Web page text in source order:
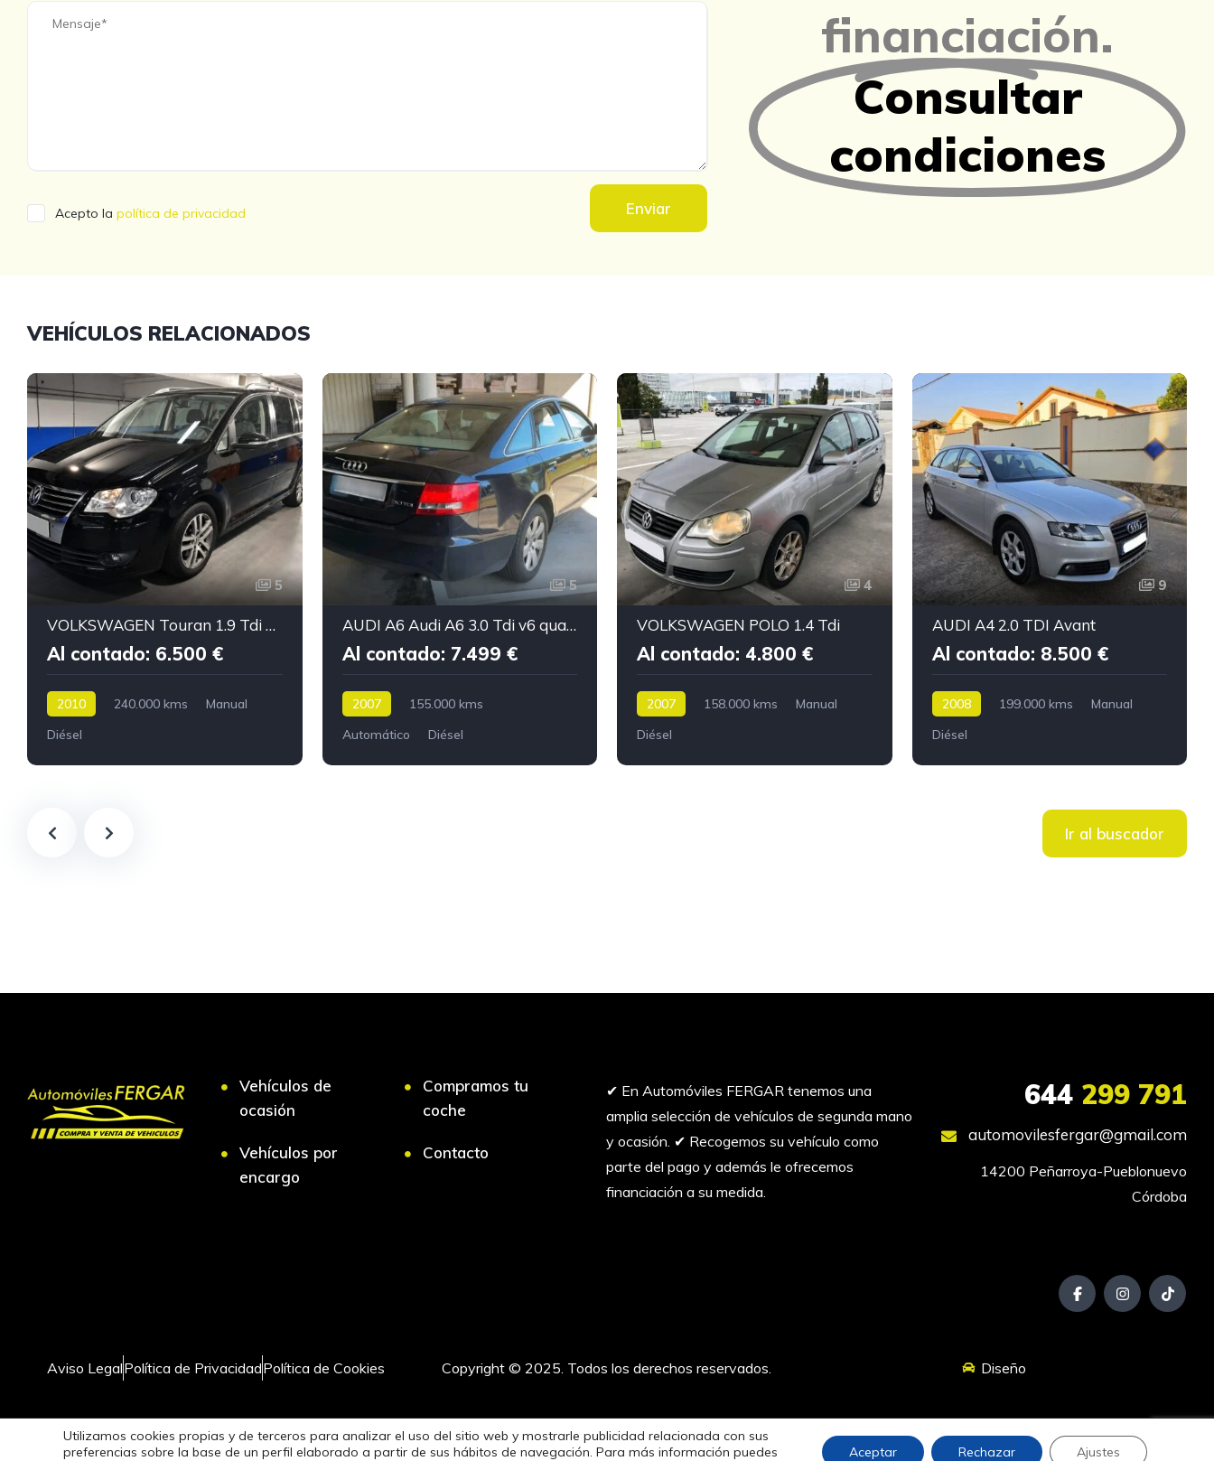
Acepto la política de privacidad Enviar
financiación.
Consultar
condiciones
VEHÍCULOS RELACIONADOS
5
VOLKSWAGEN Touran 1.9 Tdi Advance
Al contado: 6.500 €
2010 240.000 kms
Manual
Diésel
5
AUDI A6 Audi A6 3.0 Tdi v6 quattro
Al contado: 7.499 €
2007
155.000 kms
Automático
Diésel
4
VOLKSWAGEN POLO 1.4 Tdi
Al contado: 4.800 €
2007 158.000 kms
Manual
Diésel
9
AUDI A4 2.0 TDI Avant
Al contado: 8.500 €
2008 199.000 kms
Manual
Diésel
Ir al buscador
Vehículos de
ocasión
Compramos tu
coche
Vehículos por
encargo
Contacto
✔︎ En Automóviles FERGAR tenemos una
amplia selección de vehículos de segunda mano
y ocasión. ✔︎ Recogemos su vehículo como
parte del pago y además le ofrecemos
financiación a su medida.
644299 791
automovilesfergar@gmail.com
14200 Peñarroya-Pueblonuevo
Córdoba
Aviso LegalPolítica de PrivacidadPolítica de Cookies Copyright © 2025. Todos los derechos reservados. Diseño
Utilizamos cookies propias y de terceros para analizar el uso del sitio web y mostrarle publicidad relacionada con sus
preferencias sobre la base de un perfil elaborado a partir de sus hábitos de navegación. Para más información puedes
Aceptar Rechazar Ajustes